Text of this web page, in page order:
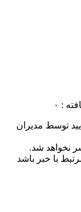
: ۰
توسط مدیران
نخواهد شد.
با خبر باشد